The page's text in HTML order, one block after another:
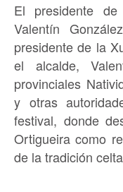
El presidente
Valentín
presidente de la
el alcalde,
provinciales
y otras
festival, donde
Ortigueira como
de la tradición